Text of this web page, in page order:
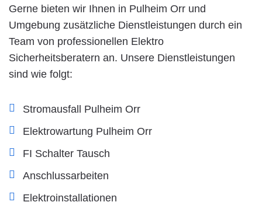
Gerne bieten wir Ihnen in Pulheim Orr und
Umgebung zusätzliche Dienstleistungen durch ein
Team von professionellen Elektro
Sicherheitsberatern an. Unsere Dienstleistungen
sind wie folgt:
Stromausfall Pulheim Orr
Elektrowartung Pulheim Orr
FI Schalter Tausch
Anschlussarbeiten
Elektroinstallationen